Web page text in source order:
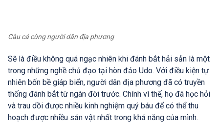
Câu cá cùng người dân địa phương
Sẽ là điều không quá ngạc nhiên khi đánh bắt hải sản là một
trong những nghề chủ đạo tại hòn đảo Udo. Với điều kiện tự
nhiên bốn bề giáp biển, người dân địa phương đã có truyền
thống đánh bắt từ ngàn đời trước. Chính vì thế, họ đã học hỏi
và trau dồi được nhiều kinh nghiệm quý báu để có thể thu
hoạch được nhiều sản vật nhất trong khả năng của mình.